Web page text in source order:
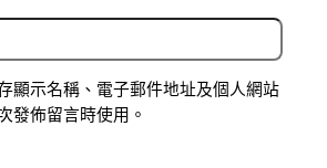
顯示名稱、電子郵件地址及個人網站
發佈留言時使用。